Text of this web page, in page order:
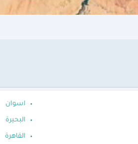
اسوان
البحيرة
القاهرة